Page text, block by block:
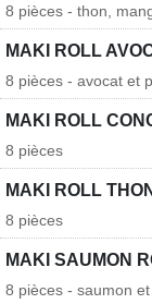
8 pièces - thon,
MAKI ROLL
8 pièces - avocat et
MAKI ROLL
8 pièces
MAKI ROLL THON
8 pièces
MAKI SAUMON
8 pièces - saumon